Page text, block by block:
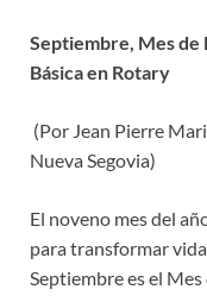
Septiembre, Mes de
Básica en Rotary
(Por Jean Pierre
Nueva Segovia)
El noveno mes del
para transformar
Septiembre es el